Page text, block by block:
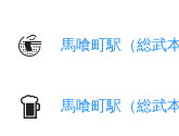
馬喰町駅（総武
馬喰町駅（総武